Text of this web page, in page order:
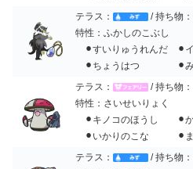
テラス：
/ 持ち物
特性：ふかしのこぶし
⚫︎すいりゅうれんだ ⚫︎
⚫︎ちょうはつ ⚫︎み
テラス：
/ 持ち物
特性：さいせいりょく
⚫︎キノコのほうし ⚫︎か
⚫︎いかりのこな ⚫︎ま
テラス：
/ 持ち物